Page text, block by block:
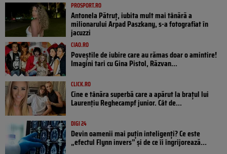
PROSPORT.RO
Antonela Pătruț, iubita mult mai tânără a
milionarului Arpad Paszkany, s-a fotografiat în
jacuzzi
CIAO.RO
Poveştile de iubire care au rămas doar o amintire!
Imagini tari cu Gina Pistol, Răzvan...
CLICK.RO
Cine e tânăra superbă care a apărut la brațul lui
Laurențiu Reghecampf junior. Cât de...
DIGI 24
Devin oamenii mai puțin inteligenți? Ce este
„efectul Flynn invers” și de ce îi îngrijorează...